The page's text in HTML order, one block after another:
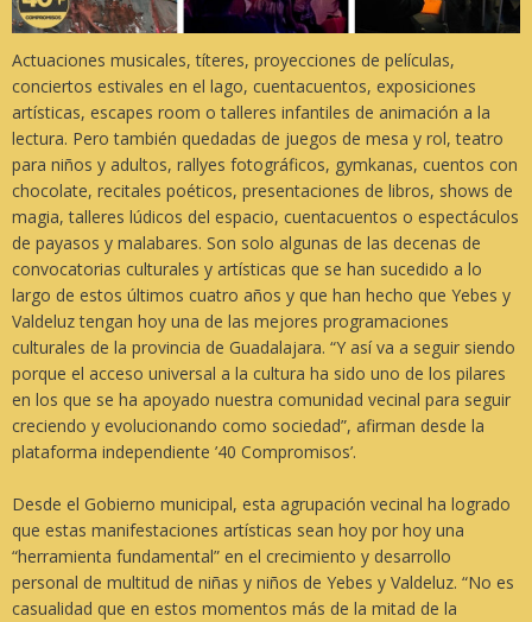
Actuaciones musicales, títeres, proyecciones de películas,
conciertos estivales en el lago, cuentacuentos, exposiciones
artísticas, escapes room o talleres infantiles de animación a la
lectura. Pero también quedadas de juegos de mesa y rol, teatro
para niños y adultos, rallyes fotográficos, gymkanas, cuentos con
chocolate, recitales poéticos, presentaciones de libros, shows de
magia, talleres lúdicos del espacio, cuentacuentos o espectáculos
de payasos y malabares. Son solo algunas de las decenas de
convocatorias culturales y artísticas que se han sucedido a lo
largo de estos últimos cuatro años y que han hecho que Yebes y
Valdeluz tengan hoy una de las mejores programaciones
culturales de la provincia de Guadalajara. “Y así va a seguir siendo
porque el acceso universal a la cultura ha sido uno de los pilares
en los que se ha apoyado nuestra comunidad vecinal para seguir
creciendo y evolucionando como sociedad”, afirman desde la
plataforma independiente ’40 Compromisos’.
Desde el Gobierno municipal, esta agrupación vecinal ha logrado
que estas manifestaciones artísticas sean hoy por hoy una
“herramienta fundamental” en el crecimiento y desarrollo
personal de multitud de niñas y niños de Yebes y Valdeluz. “No es
casualidad que en estos momentos más de la mitad de la